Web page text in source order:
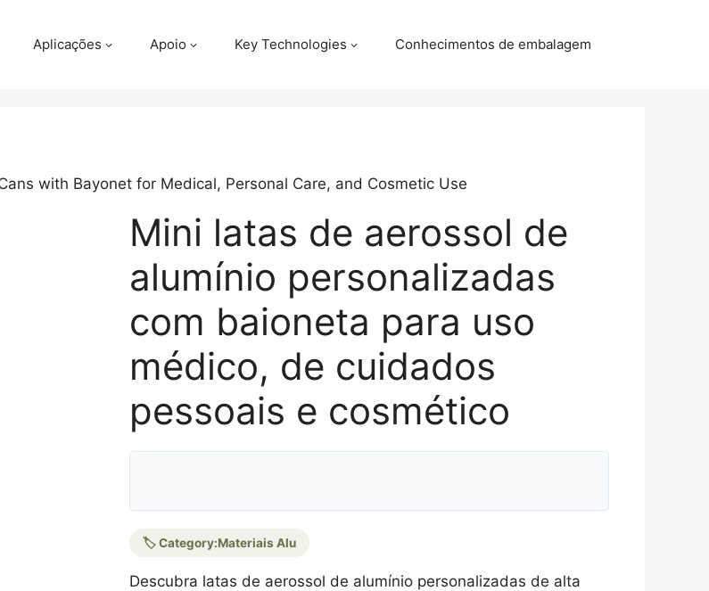
Aplicações Apoio Key Technologies Conhecimentos de embalagem
with Bayonet for Medical, Personal Care, and Cosmetic Use
Mini latas de aerossol de
alumínio personalizadas
com baioneta para uso
médico, de cuidados
pessoais e cosmético
🏷️ Category:Materiais Alu
Descubra latas de aerossol de alumínio personalizadas de alta